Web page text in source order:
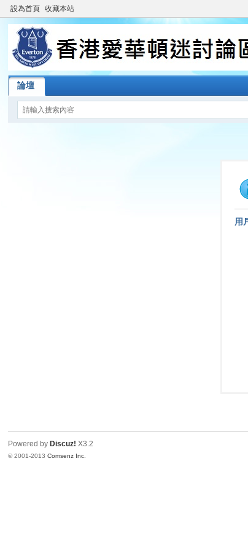
設為首頁 收藏本站
論壇
用
Powered by Discuz! X3.2
© 2001-2013Comsenz Inc.